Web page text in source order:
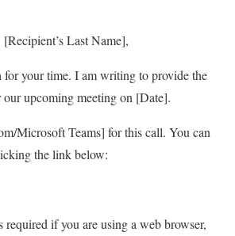
Last Name],
your time. I am writing to provide the
our upcoming meeting on [Date].
Microsoft Teams] for this call. You can
the link below:
if you are using a web browser,